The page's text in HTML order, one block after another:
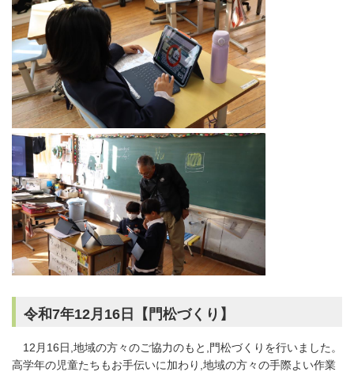
令和7年12月16日【門松づくり】
12月16日,地域の方々のご協力のもと,門松づくりを行いました。
高学年の児童たちもお手伝いに加わり,地域の方々の手際よい作業